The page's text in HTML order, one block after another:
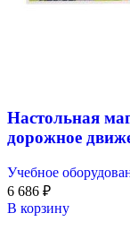
Настольная
дорожное
Учебное
6 686 ₽
В корзину